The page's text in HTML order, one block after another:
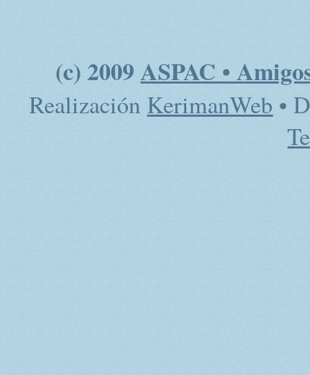
(c) 2009 ASPAC •
Realización KerimanWeb •